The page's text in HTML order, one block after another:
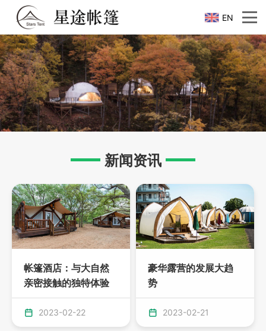
EN
新闻资讯
帐篷酒店：与大自然
亲密接触的独特体验
2023-02-22
豪华露营的发展大趋
势
2023-02-21